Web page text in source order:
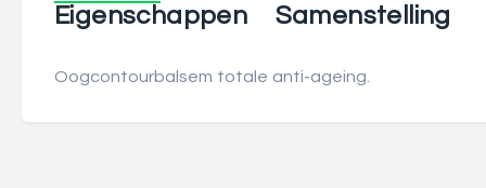
Eigenschappen
Samenstelling
Oogcontourbalsem totale anti-ageing.